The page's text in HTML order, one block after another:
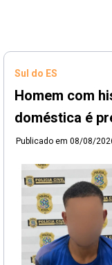
Sul do ES
Homem com
doméstica é
Publicado em 08/08/